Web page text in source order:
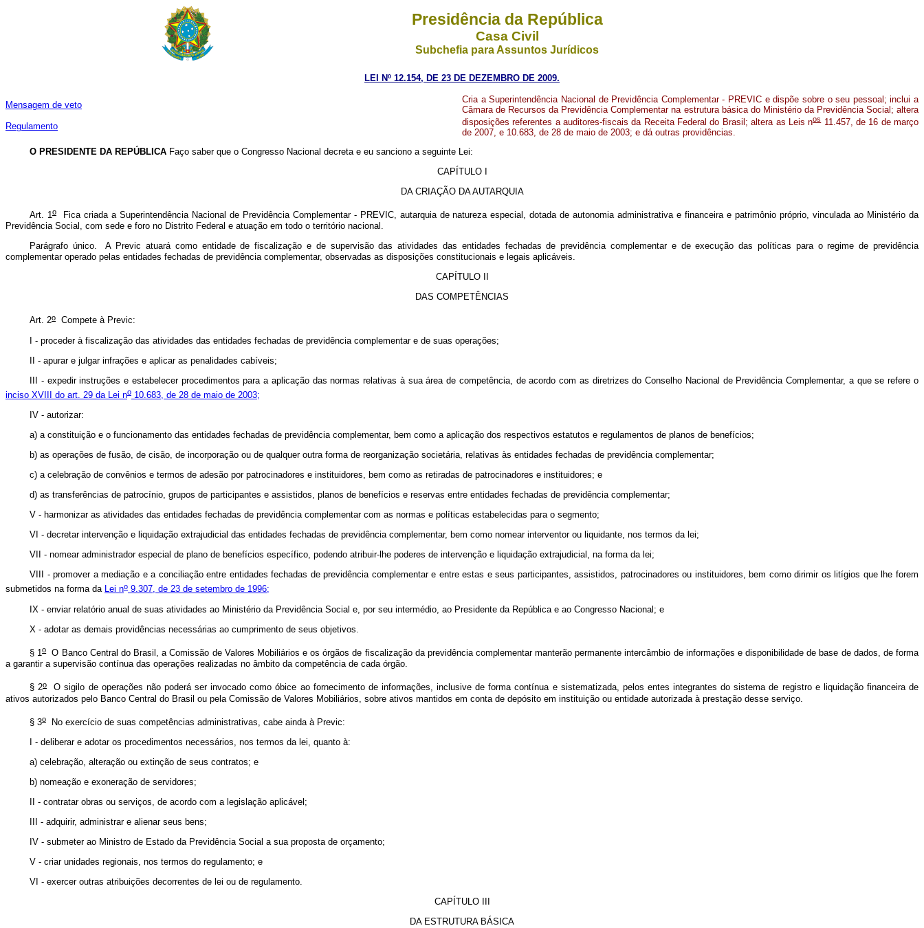
Presidência da República
Casa Civil
Subchefia para Assuntos Jurídicos
LEI Nº 12.154, DE 23 DE DEZEMBRO DE 2009.
Mensagem de veto
Regulamento
Cria a Superintendência Nacional de Previdência Complementar - PREVIC e dispõe sobre o seu pessoal; inclui a
Câmara de Recursos da Previdência Complementar na estrutura básica do Ministério da Previdência Social; altera
disposições referentes a auditores-fiscais da Receita Federal do Brasil; altera as Leis nos11.457, de 16 de março
de 2007, e 10.683, de 28 de maio de 2003; e dá outras providências.
O PRESIDENTE DA REPÚBLICA Faço saber que o Congresso Nacional decreta e eu sanciono a seguinte Lei:
CAPÍTULO I
DA CRIAÇÃO DA AUTARQUIA
Art. 1oFica criada a Superintendência Nacional de Previdência Complementar - PREVIC, autarquia de natureza especial, dotada de autonomia administrativa e financeira e patrimônio próprio, vinculada ao Ministério da
Previdência Social, com sede e foro no Distrito Federal e atuação em todo o território nacional.
Parágrafo único. A Previc atuará como entidade de fiscalização e de supervisão das atividades das entidades fechadas de previdência complementar e de execução das políticas para o regime de previdência
complementar operado pelas entidades fechadas de previdência complementar, observadas as disposições constitucionais e legais aplicáveis.
CAPÍTULO II
DAS COMPETÊNCIAS
Art. 2o
Compete à Previc:
I - proceder à fiscalização das atividades das entidades fechadas de previdência complementar e de suas operações;
II - apurar e julgar infrações e aplicar as penalidades cabíveis;
III - expedir instruções e estabelecer procedimentos para a aplicação das normas relativas à sua área de competência, de acordo com as diretrizes do Conselho Nacional de Previdência Complementar, a que se refere o
inciso XVIII do art. 29 da Lei no 10.683, de 28 de maio de 2003;
IV - autorizar:
a) a constituição e o funcionamento das entidades fechadas de previdência complementar, bem como a aplicação dos respectivos estatutos e regulamentos de planos de benefícios;
b) as operações de fusão, de cisão, de incorporação ou de qualquer outra forma de reorganização societária, relativas às entidades fechadas de previdência complementar;
c) a celebração de convênios e termos de adesão por patrocinadores e instituidores, bem como as retiradas de patrocinadores e instituidores; e
d) as transferências de patrocínio, grupos de participantes e assistidos, planos de benefícios e reservas entre entidades fechadas de previdência complementar;
V - harmonizar as atividades das entidades fechadas de previdência complementar com as normas e políticas estabelecidas para o segmento;
VI - decretar intervenção e liquidação extrajudicial das entidades fechadas de previdência complementar, bem como nomear interventor ou liquidante, nos termos da lei;
VII - nomear administrador especial de plano de benefícios específico, podendo atribuir-lhe poderes de intervenção e liquidação extrajudicial, na forma da lei;
VIII - promover a mediação e a conciliação entre entidades fechadas de previdência complementar e entre estas e seus participantes, assistidos, patrocinadores ou instituidores, bem como dirimir os litígios que lhe forem
submetidos na forma da Lei no 9.307, de 23 de setembro de 1996;
IX - enviar relatório anual de suas atividades ao Ministério da Previdência Social e, por seu intermédio, ao Presidente da República e ao Congresso Nacional; e
X - adotar as demais providências necessárias ao cumprimento de seus objetivos.
§ 1oO Banco Central do Brasil, a Comissão de Valores Mobiliários e os órgãos de fiscalização da previdência complementar manterão permanente intercâmbio de informações e disponibilidade de base de dados, de forma
a garantir a supervisão contínua das operações realizadas no âmbito da competência de cada órgão.
§ 2oO sigilo de operações não poderá ser invocado como óbice ao fornecimento de informações, inclusive de forma contínua e sistematizada, pelos entes integrantes do sistema de registro e liquidação financeira de
ativos autorizados pelo Banco Central do Brasil ou pela Comissão de Valores Mobiliários, sobre ativos mantidos em conta de depósito em instituição ou entidade autorizada à prestação desse serviço.
§ 3o
No exercício de suas competências administrativas, cabe ainda à Previc:
I - deliberar e adotar os procedimentos necessários, nos termos da lei, quanto à:
a) celebração, alteração ou extinção de seus contratos; e
b) nomeação e exoneração de servidores;
II - contratar obras ou serviços, de acordo com a legislação aplicável;
III - adquirir, administrar e alienar seus bens;
IV - submeter ao Ministro de Estado da Previdência Social a sua proposta de orçamento;
V - criar unidades regionais, nos termos do regulamento; e
VI - exercer outras atribuições decorrentes de lei ou de regulamento.
CAPÍTULO III
DA ESTRUTURA BÁSICA